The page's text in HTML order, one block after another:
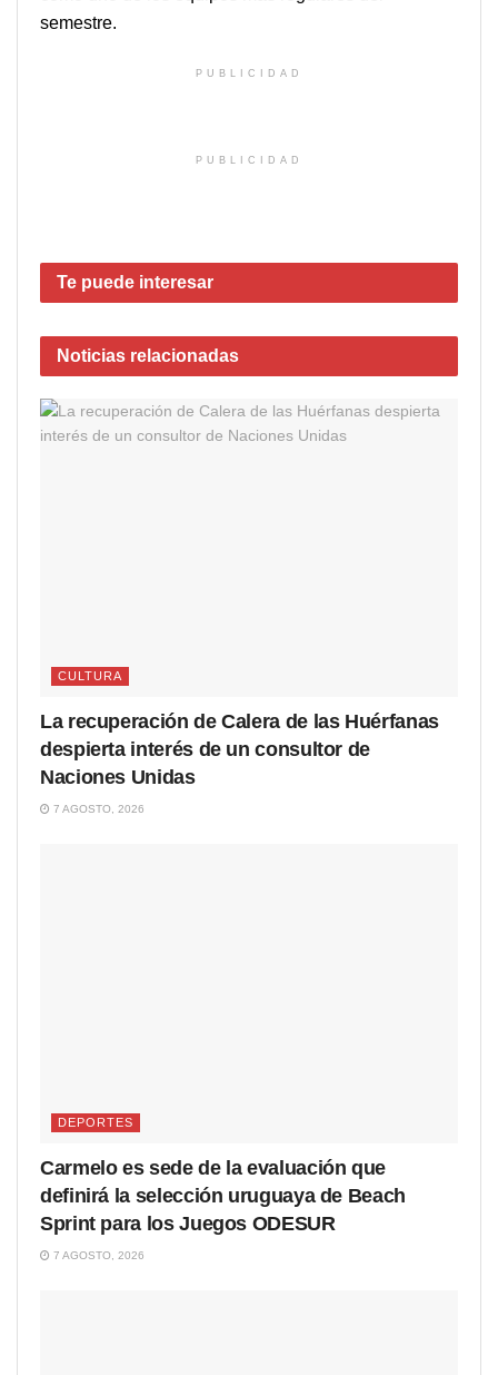
semestre.
PUBLICIDAD
PUBLICIDAD
Te puede interesar
Noticias relacionadas
CULTURA
La recuperación de Calera de las Huérfanas
despierta interés de un consultor de
Naciones Unidas
7 AGOSTO, 2026
DEPORTES
Carmelo es sede de la evaluación que
definirá la selección uruguaya de Beach
Sprint para los Juegos ODESUR
7 AGOSTO, 2026